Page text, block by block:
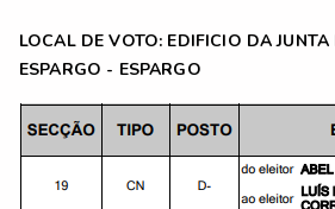
LOCAL DE VOTO: EDIFICIO DA JUNTA
ESPARGO - ESPARGO